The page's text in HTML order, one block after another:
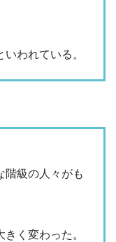
われている。
階級の人々がも
く変わった。